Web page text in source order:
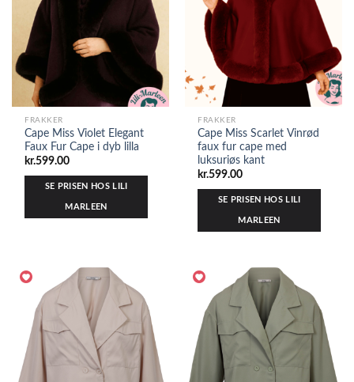
FRAKKER
Cape Miss Violet Elegant
Faux Fur Cape i dyb lilla
kr.599.00
SE PRISEN HOS LILI
MARLEEN
FRAKKER
Cape Miss Scarlet Vinrød
faux fur cape med
luksuriøs kant
kr.599.00
SE PRISEN HOS LILI
MARLEEN